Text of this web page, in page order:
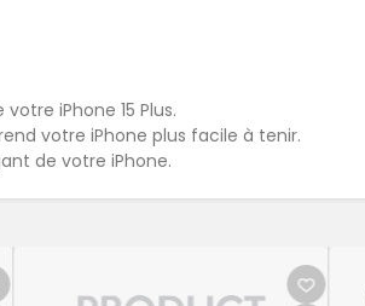
iPhone 15 Plus.
votre iPhone plus facile à tenir.
de votre iPhone.